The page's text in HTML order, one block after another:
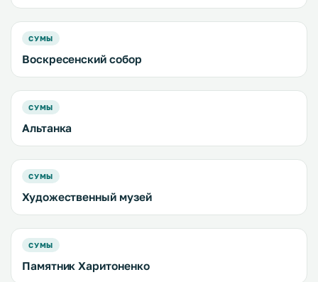
СУМЫ
Воскресенский собор
СУМЫ
Альтанка
СУМЫ
Художественный музей
СУМЫ
Памятник Харитоненко